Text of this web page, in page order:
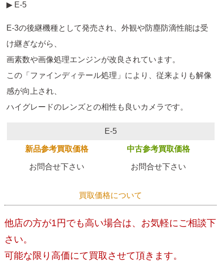
▶ E-5
E-3の後継機種として発売され、外観や防塵防滴性能は受
け継ぎながら、
画素数や画像処理エンジンが改良されています。
この「ファインディテール処理」により、従来よりも解像
感が向上され、
ハイグレードのレンズとの相性も良いカメラです。
E-5
新品参考買取価格 中古参考買取価格
お問合せ下さい お問合せ下さい
買取価格について
他店の方が1円でも高い場合は、お気軽にご相談下
さい。
可能な限り高価にて買取させて頂きます。